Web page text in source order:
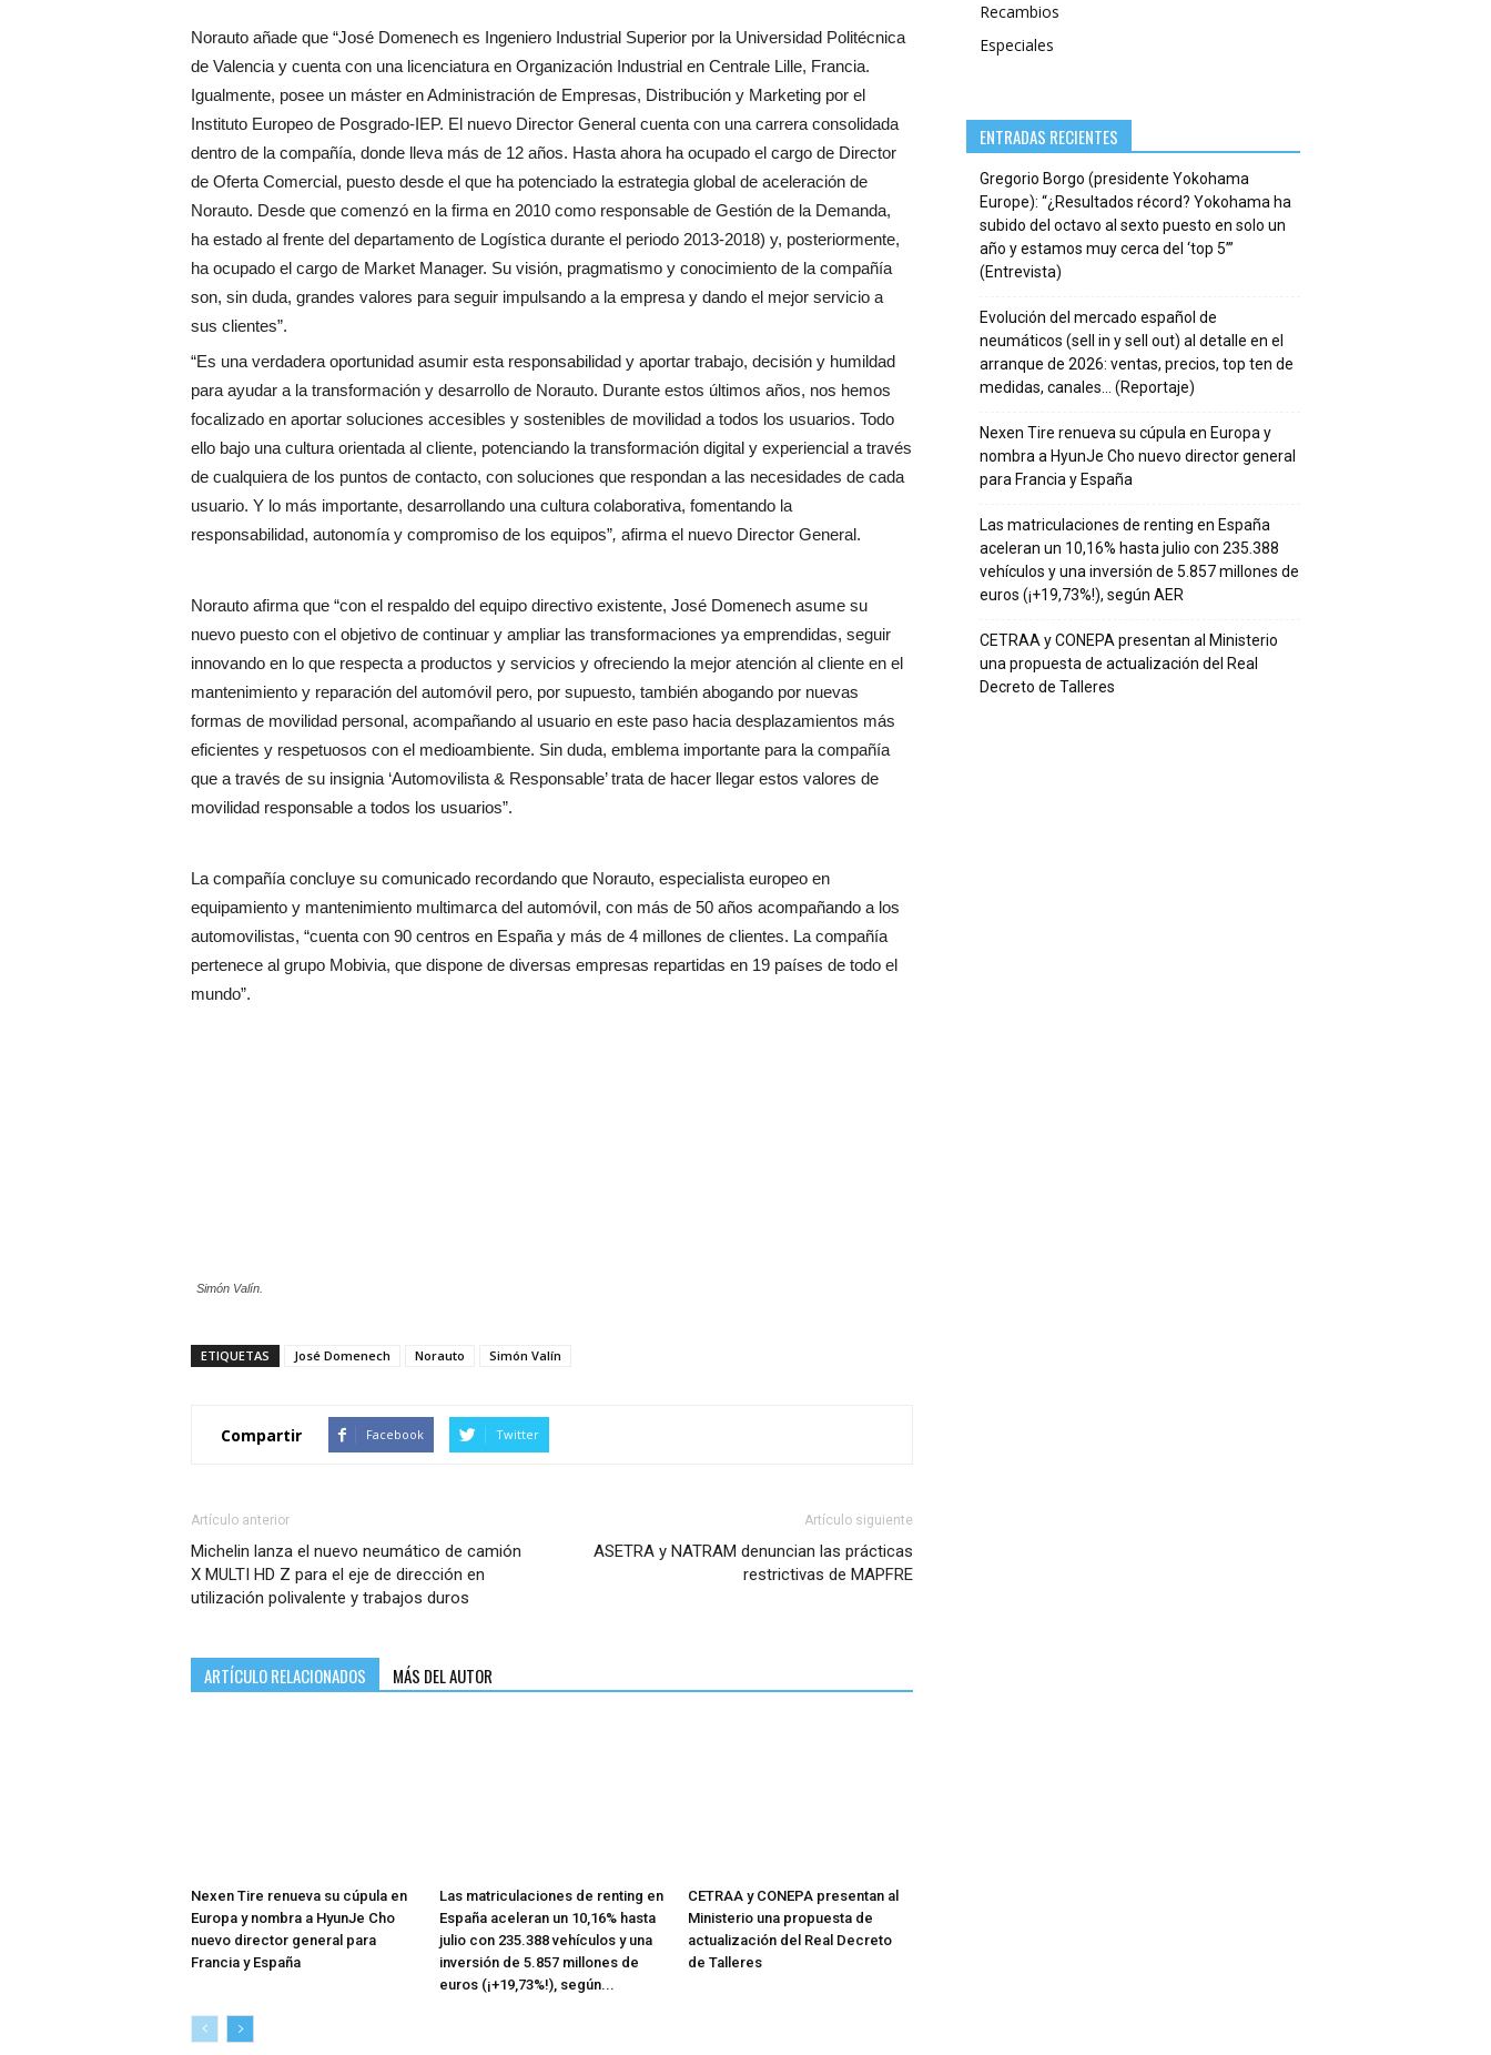
Norauto añade que “José Domenech es Ingeniero Industrial Superior por la Universidad Politécnica
de Valencia y cuenta con una licenciatura en Organización Industrial en Centrale Lille, Francia.
Igualmente, posee un máster en Administración de Empresas, Distribución y Marketing por el
Instituto Europeo de Posgrado-IEP. El nuevo Director General cuenta con una carrera consolidada
dentro de la compañía, donde lleva más de 12 años. Hasta ahora ha ocupado el cargo de Director
de Oferta Comercial, puesto desde el que ha potenciado la estrategia global de aceleración de
Norauto. Desde que comenzó en la firma en 2010 como responsable de Gestión de la Demanda,
ha estado al frente del departamento de Logística durante el periodo 2013-2018) y, posteriormente,
ha ocupado el cargo de Market Manager. Su visión, pragmatismo y conocimiento de la compañía
son, sin duda, grandes valores para seguir impulsando a la empresa y dando el mejor servicio a
sus clientes”.
“Es una verdadera oportunidad asumir esta responsabilidad y aportar trabajo, decisión y humildad
para ayudar a la transformación y desarrollo de Norauto. Durante estos últimos años, nos hemos
focalizado en aportar soluciones accesibles y sostenibles de movilidad a todos los usuarios. Todo
ello bajo una cultura orientada al cliente, potenciando la transformación digital y experiencial a través
de cualquiera de los puntos de contacto, con soluciones que respondan a las necesidades de cada
usuario. Y lo más importante, desarrollando una cultura colaborativa, fomentando la
responsabilidad, autonomía y compromiso de los equipos”, afirma el nuevo Director General.
Norauto afirma que “con el respaldo del equipo directivo existente, José Domenech asume su
nuevo puesto con el objetivo de continuar y ampliar las transformaciones ya emprendidas, seguir
innovando en lo que respecta a productos y servicios y ofreciendo la mejor atención al cliente en el
mantenimiento y reparación del automóvil pero, por supuesto, también abogando por nuevas
formas de movilidad personal, acompañando al usuario en este paso hacia desplazamientos más
eficientes y respetuosos con el medioambiente. Sin duda, emblema importante para la compañía
que a través de su insignia ‘Automovilista & Responsable’ trata de hacer llegar estos valores de
movilidad responsable a todos los usuarios”.
La compañía concluye su comunicado recordando que Norauto, especialista europeo en
equipamiento y mantenimiento multimarca del automóvil, con más de 50 años acompañando a los
automovilistas, “cuenta con 90 centros en España y más de 4 millones de clientes. La compañía
pertenece al grupo Mobivia, que dispone de diversas empresas repartidas en 19 países de todo el
mundo”.
Simón Valín.
ETIQUETAS José Domenech Norauto Simón Valín
Compartir Facebook Twitter
Artículo anterior
Michelin lanza el nuevo neumático de camión
X MULTI HD Z para el eje de dirección en
utilización polivalente y trabajos duros
Artículo siguiente
ASETRA y NATRAM denuncian las prácticas
restrictivas de MAPFRE
ARTÍCULO RELACIONADOS MÁS DEL AUTOR
Nexen Tire renueva su cúpula en
Europa y nombra a HyunJe Cho
nuevo director general para
Francia y España
Las matriculaciones de renting en
España aceleran un 10,16% hasta
julio con 235.388 vehículos y una
inversión de 5.857 millones de
euros (¡+19,73%!), según...
CETRAA y CONEPA presentan al
Ministerio una propuesta de
actualización del Real Decreto
de Talleres
Recambios
Especiales
ENTRADAS RECIENTES
Gregorio Borgo (presidente Yokohama
Europe): “¿Resultados récord? Yokohama ha
subido del octavo al sexto puesto en solo un
año y estamos muy cerca del ‘top 5’”
(Entrevista)
Evolución del mercado español de
neumáticos (sell in y sell out) al detalle en el
arranque de 2026: ventas, precios, top ten de
medidas, canales… (Reportaje)
Nexen Tire renueva su cúpula en Europa y
nombra a HyunJe Cho nuevo director general
para Francia y España
Las matriculaciones de renting en España
aceleran un 10,16% hasta julio con 235.388
vehículos y una inversión de 5.857 millones de
euros (¡+19,73%!), según AER
CETRAA y CONEPA presentan al Ministerio
una propuesta de actualización del Real
Decreto de Talleres